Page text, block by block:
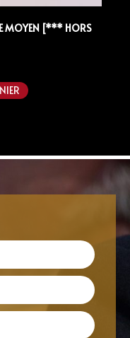
MOYEN [*** HORS